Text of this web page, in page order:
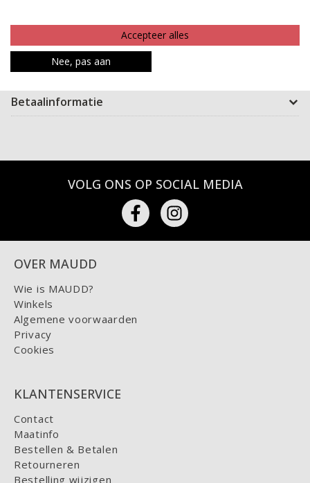
op knielengte en heeft aan de linker voorkant een split.
Wij geven geen garantie op de pailletten!
Product kenmerken
Betaalinformatie
VOLG ONS OP SOCIAL MEDIA
OVER MAUDD
Wie is MAUDD?
Winkels
Algemene voorwaarden
Privacy
Cookies
KLANTENSERVICE
Contact
Maatinfo
Bestellen & Betalen
Retourneren
Bestelling wijzigen
Accepteer alles
Nee, pas aan